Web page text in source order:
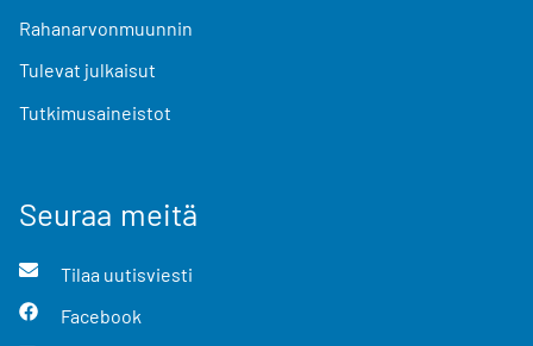
Rahanarvonmuunnin
Tulevat julkaisut
Tutkimusaineistot
Seuraa meitä
Tilaa uutisviesti
Facebook